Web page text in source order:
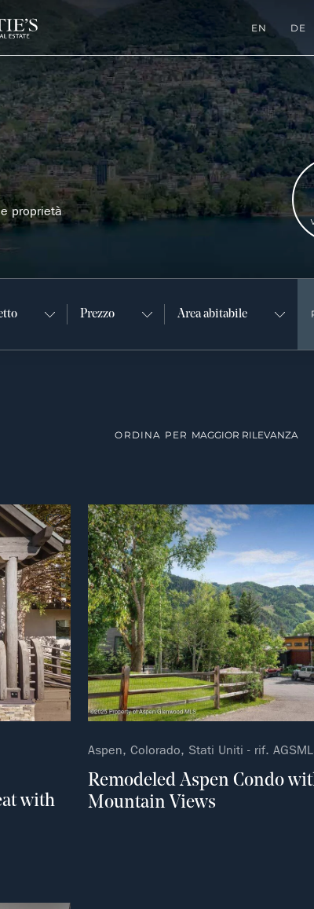
EN DE
proprietà
Prezzo Area abitabile
ORDINA PER
Non preferito
with
Aspen, Colorado, Stati Uniti - rif.
Remodeled Aspen Condo
Mountain Views